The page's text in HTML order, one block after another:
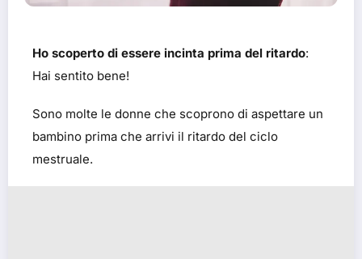
Ho scoperto di essere incinta prima del ritardo:
Hai sentito bene!
Sono molte le donne che scoprono di aspettare un
bambino prima che arrivi il ritardo del ciclo
mestruale.